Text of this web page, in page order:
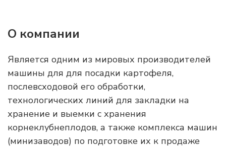
О компании
Является одним из мировых производителей
машины для для посадки картофеля,
послевсходовой его обработки,
технологических линий для закладки на
хранение и выемки с хранения
корнеклубнеплодов, а также комплекса машин
(минизаводов) по подготовке их к продаже